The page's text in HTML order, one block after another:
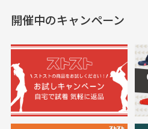
満足です。
送料はいくらかかります
何点ご購入頂いた場合も
いております。(1配送先に
また5,000円(税込)以上お買
※必ず１つのショッピング
実寸サイズについて
一点一点手作業で計測して
差が生じる場合がございま
においについて
開催中のキャンペーン